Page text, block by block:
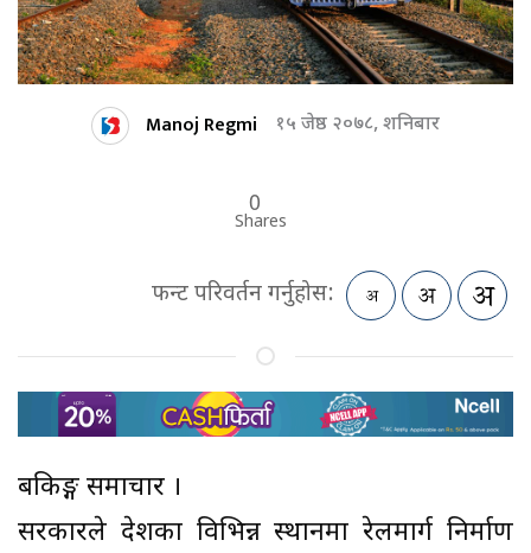
Manoj Regmi १५ जेष्ठ २०७८, शनिबार
0
Shares
फन्ट परिवर्तन गर्नुहोस:
बैंकिङ्ग समाचार ।
सरकारले देशका विभिन्न स्थानमा रेलमार्ग निर्माण